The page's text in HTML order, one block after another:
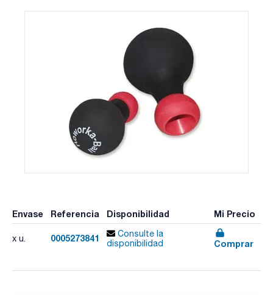
Envase Referencia Disponibilidad Mi Precio
x u. 0005273841
Consulte la
disponibilidad
Comprar